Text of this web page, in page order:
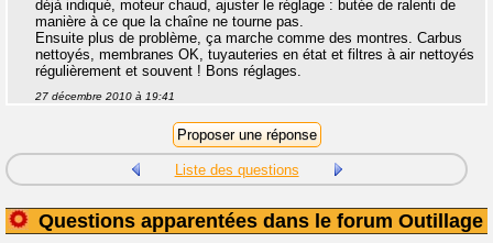
déjà indiqué, moteur chaud, ajuster le réglage : butée de ralenti de
manière à ce que la chaîne ne tourne pas.
Ensuite plus de problème, ça marche comme des montres. Carbus
nettoyés, membranes OK, tuyauteries en état et filtres à air nettoyés
régulièrement et souvent ! Bons réglages.
27 décembre 2010 à 19:41
Liste des questions
Questions apparentées dans le forum Outillage